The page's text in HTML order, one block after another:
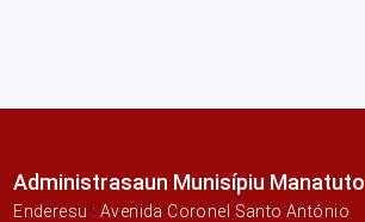
Administrasaun Munisípiu Manatuto
Enderesu : Avenida Coronel Santo António